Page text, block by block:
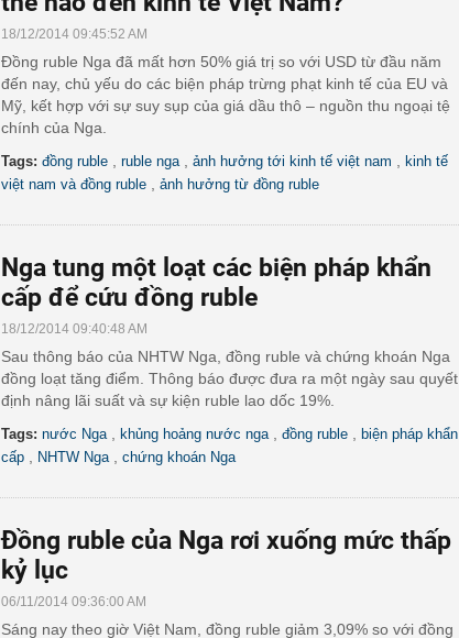
18/12/2014 09:45:52 AM
Đồng ruble Nga đã mất hơn 50% giá trị so với USD từ đầu năm
đến nay, chủ yếu do các biện pháp trừng phạt kinh tế của EU và
Mỹ, kết hợp với sự suy sụp của giá dầu thô – nguồn thu ngoại tệ
chính của Nga.
Tags: đồng ruble ruble nga ảnh hưởng tới kinh tế việt nam
kinh tế
việt nam và đồng ruble
ảnh hưởng từ đồng ruble
Nga tung một loạt các biện pháp khẩn
cấp để cứu đồng ruble
18/12/2014 09:40:48 AM
Sau thông báo của NHTW Nga, đồng ruble và chứng khoán Nga
đồng loạt tăng điểm. Thông báo được đưa ra một ngày sau quyết
định nâng lãi suất và sự kiện ruble lao dốc 19%.
Tags: nước Nga khủng hoảng nước nga đồng ruble
biện pháp khẩn
cấp
NHTW Nga chứng khoán Nga
Đồng ruble của Nga rơi xuống mức thấp
kỷ lục
06/11/2014 09:36:00 AM
Sáng nay theo giờ Việt Nam, đồng ruble giảm 3,09% so với đồng